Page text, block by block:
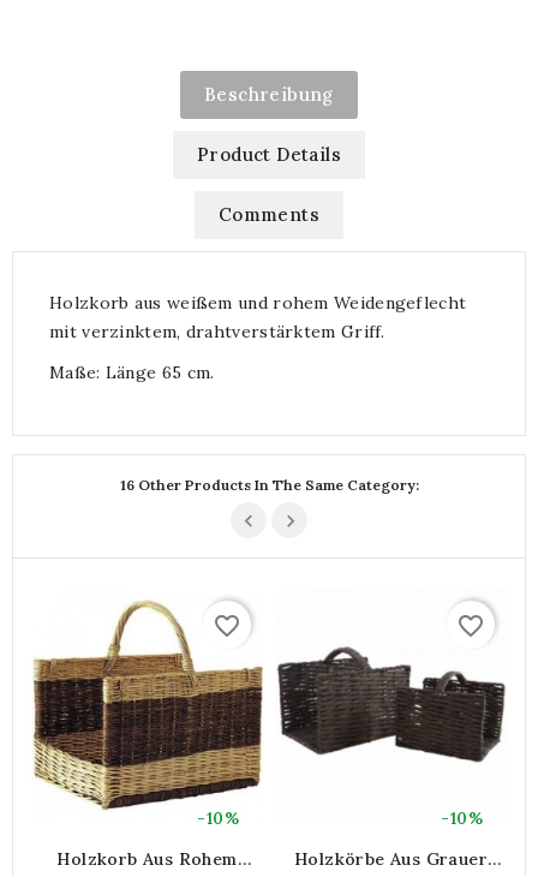
Beschreibung
Product Details
Comments
Holzkorb aus weißem und rohem Weidengeflecht
mit verzinktem, drahtverstärktem Griff.
Maße: Länge 65 cm.
16 Other Products In The Same Category:
-10%
favorite_border
Holzkorb Aus Rohem
-10%
favorite_border
Holzkörbe Aus Grauer